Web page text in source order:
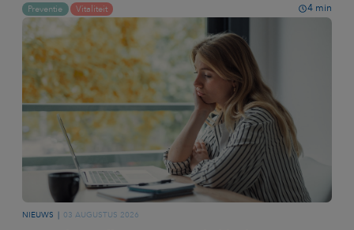
Preventie Vitaliteit 4 min
NIEUWS 03 AUGUSTUS 2026